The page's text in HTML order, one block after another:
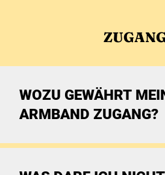
WOZU GEWÄHRT
ARMBAND ZUGANG?